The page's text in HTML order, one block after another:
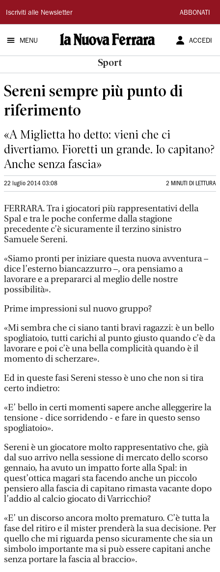
La
Nuova
Ferrara
Iscriviti alle Newsletter ABBONATI
MENU ACCEDI
Sport
Sereni sempre più punto di
riferimento
«A Miglietta ho detto: vieni che ci
divertiamo. Fioretti un grande. Io capitano?
Anche senza fascia»
22 luglio 2014 03:08 2 MINUTI DI LETTURA
FERRARA. Tra i giocatori più rappresentativi della
Spal e tra le poche conferme dalla stagione
precedente c’è sicuramente il terzino sinistro
Samuele Sereni.
«Siamo pronti per iniziare questa nuova avventura –
dice l’esterno biancazzurro –, ora pensiamo a
lavorare e a prepararci al meglio delle nostre
possibilità».
Prime impressioni sul nuovo gruppo?
«Mi sembra che ci siano tanti bravi ragazzi: è un bello
spogliatoio, tutti carichi al punto giusto quando c’è da
lavorare e poi c’è una bella complicità quando è il
momento di scherzare».
Ed in queste fasi Sereni stesso è uno che non si tira
certo indietro:
«E’ bello in certi momenti sapere anche alleggerire la
tensione - dice sorridendo - e fare in questo senso
spogliatoio».
Sereni è un giocatore molto rappresentativo che, già
dal suo arrivo nella sessione di mercato dello scorso
gennaio, ha avuto un impatto forte alla Spal: in
quest’ottica magari sta facendo anche un piccolo
pensiero alla fascia di capitano rimasta vacante dopo
l’addio al calcio giocato di Varricchio?
«E’ un discorso ancora molto prematuro. C’è tutta la
fase del ritiro e il mister prenderà la sua decisione. Per
quello che mi riguarda penso sicuramente che sia un
simbolo importante ma si può essere capitani anche
senza portare la fascia al braccio».